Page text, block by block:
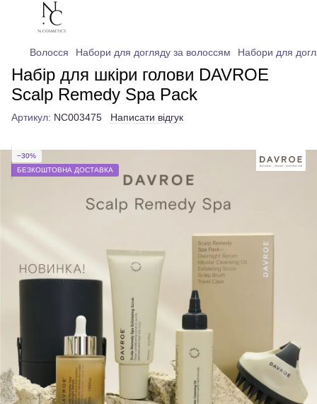
Волосся Набори для догляду за волоссям Набори для
Набір для шкіри голови DAVROE
Scalp Remedy Spa Pack
Артикул: NC003475 Написати відгук
−30%
БЕЗКОШТОВНА ДОСТАВКА